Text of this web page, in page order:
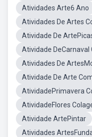
Atividades Arte6 Ano
Atividades De Artes
Atividade De
Atividade DeCarnaval
Atividades De
Atividade De Arte
AtividadePrimavera
AtividadeFlores
Atividade ArtePintar
Atividades